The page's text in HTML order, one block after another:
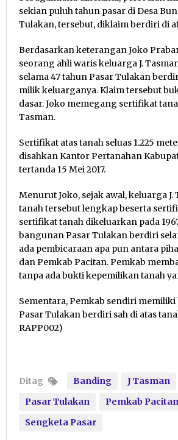
sekian puluh tahun pasar di Desa
Tulakan, tersebut, diklaim berdiri di
Berdasarkan keterangan Joko
seorang ahli waris keluarga J.
selama 47 tahun Pasar Tulakan
milik keluarganya. Klaim tersebut
dasar. Joko memegang sertifikat
Tasman.
Sertifikat atas tanah seluas 1.225
disahkan Kantor Pertanahan
tertanda 15 Mei 2017.
Menurut Joko, sejak awal, keluarga
tanah tersebut lengkap beserta
sertifikat tanah dikeluarkan pada
bangunan Pasar Tulakan berdiri
ada pembicaraan apa pun antara
dan Pemkab Pacitan. Pemkab
tanpa ada bukti kepemilikan tanah
Sementara, Pemkab sendiri
Pasar Tulakan berdiri sah di atas
RAPP002)
Ditag Banding
J Tasman
Pasar Tulakan
Pemkab Pacitan
Sengketa Pasar